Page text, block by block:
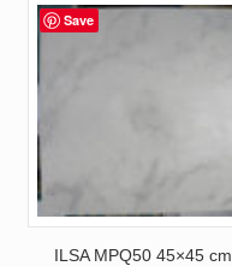
Save
ILSA MPQ50 45×45 cm